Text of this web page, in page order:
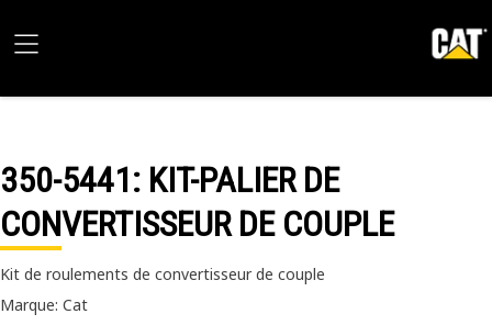
350-5441: KIT-PALIER DE
CONVERTISSEUR DE COUPLE
Kit de roulements de convertisseur de couple
Marque: Cat